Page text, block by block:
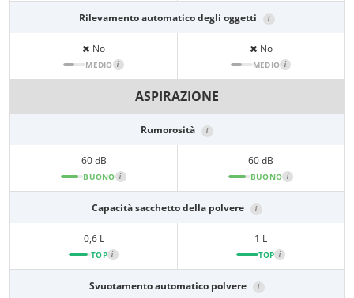
Rilevamento automatico degli oggetti i
No
MEDIO i
No
MEDIO i
ASPIRAZIONE
Rumorosità i
60 dB
BUONO i
60 dB
BUONO i
Capacità sacchetto della polvere i
0,6 L
TOP i
1 L
TOP i
Svuotamento automatico polvere i